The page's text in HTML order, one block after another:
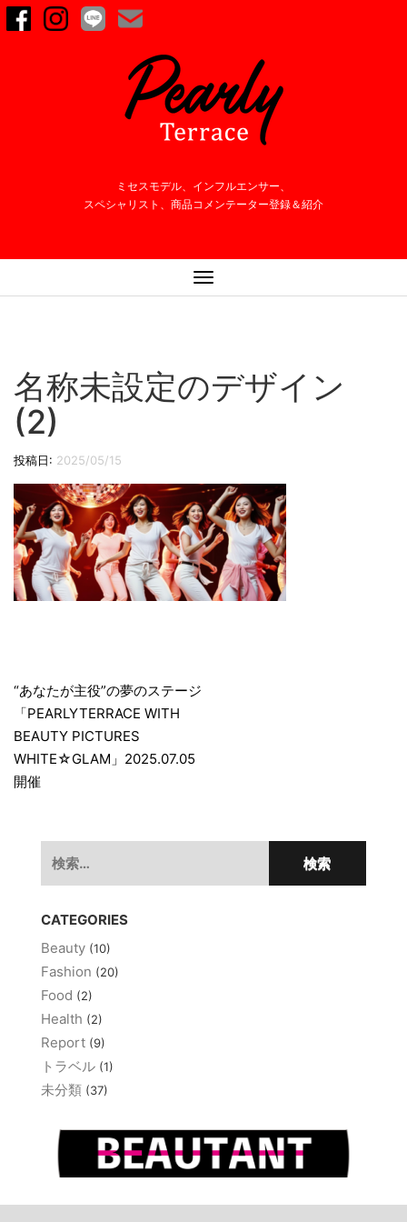
ミセスモデル、インフルエンサー、
スペシャリスト、商品コメンテーター登録＆紹介
ナ
ビ
ョ
ン
え
名称未設定のデザイン
(2)
投稿日: 2025/05/15
稿
ナ
ビ
ゲ
“あなたが主役”の夢のステージ
「PEARLYTERRACE WITH
BEAUTY PICTURES
WHITE☆GLAM」2025.07.05
開催
索:
CATEGORIES
Beauty (10)
Fashion (20)
Food (2)
Health (2)
Report (9)
トラベル (1)
未分類 (37)